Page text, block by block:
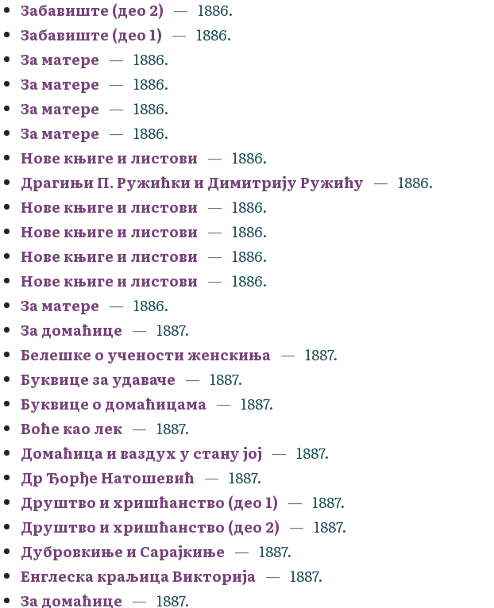
Забавиште (део 2)
1886.
Забавиште (део 1)
1886.
За матере
1886.
За матере
1886.
За матере
1886.
За матере
1886.
Нове књиге и листови
1886.
Драгињи П. Ружићки и Димитрију Ружићу
1886.
Нове књиге и листови
1886.
Нове књиге и листови
1886.
Нове књиге и листови
1886.
Нове књиге и листови
1886.
За матере
1886.
За домаћице
1887.
Белешке о учености женскиња
1887.
Буквице за удаваче
1887.
Буквице о домаћицама
1887.
Воће као лек
1887.
Домаћица и ваздух у стану јој
1887.
Др Ђорђе Натошевић
1887.
Друштво и хришћанство (део 1)
1887.
Друштво и хришћанство (део 2)
1887.
Дубровкиње и Сарајкиње
1887.
Енглеска краљица Викторија
1887.
За домаћице
1887.